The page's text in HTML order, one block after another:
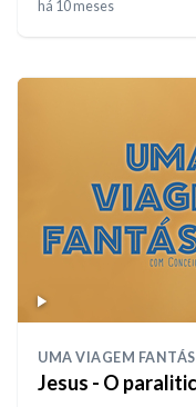
há 10 meses
UMA VIAGEM
Jesus - O